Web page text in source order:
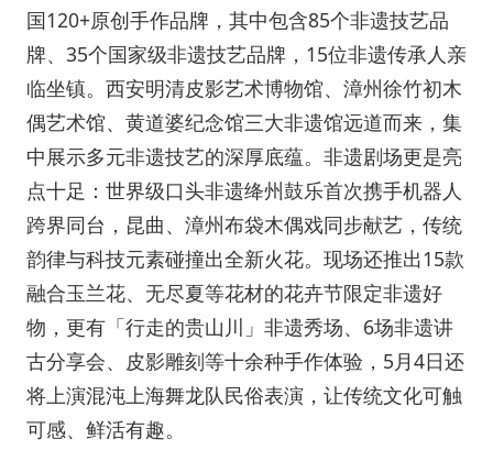
国120+原创手作品牌，其中包含85个非遗技艺品
牌、35个国家级非遗技艺品牌，15位非遗传承人亲
临坐镇。西安明清皮影艺术博物馆、漳州徐竹初木
偶艺术馆、黄道婆纪念馆三大非遗馆远道而来，集
中展示多元非遗技艺的深厚底蕴。非遗剧场更是亮
点十足：世界级口头非遗绛州鼓乐首次携手机器人
跨界同台，昆曲、漳州布袋木偶戏同步献艺，传统
韵律与科技元素碰撞出全新火花。现场还推出15款
融合玉兰花、无尽夏等花材的花卉节限定非遗好
物，更有「行走的贵山川」非遗秀场、6场非遗讲
古分享会、皮影雕刻等十余种手作体验，5月4日还
将上演混沌上海舞龙队民俗表演，让传统文化可触
可感、鲜活有趣。